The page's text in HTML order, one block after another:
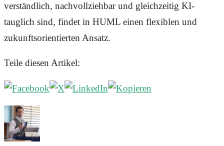
verständlich, nachvollziehbar und gleichzeitig KI-
tauglich sind, findet in HUML einen flexiblen und
zukunftsorientierten Ansatz.
Teile diesen Artikel: